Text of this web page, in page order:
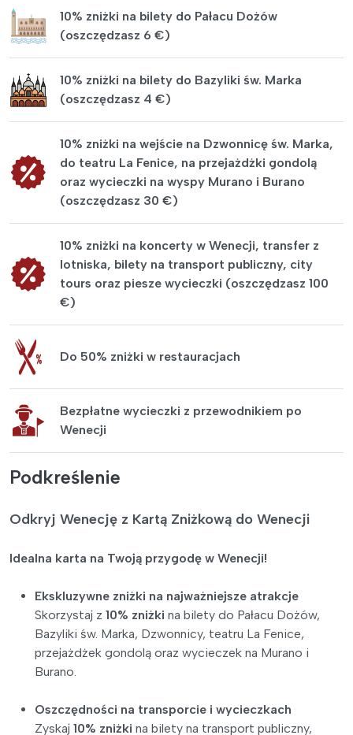
10% zniżki na bilety do Pałacu Dożów
(oszczędzasz 6 €)
10% zniżki na bilety do Bazyliki św. Marka
(oszczędzasz 4 €)
10% zniżki na wejście na Dzwonnicę św. Marka,
do teatru La Fenice, na przejażdżki gondolą
oraz wycieczki na wyspy Murano i Burano
(oszczędzasz 30 €)
10% zniżki na koncerty w Wenecji, transfer z
lotniska, bilety na transport publiczny, city
tours oraz piesze wycieczki (oszczędzasz 100
€)
Do 50% zniżki w restauracjach
Bezpłatne wycieczki z przewodnikiem po
Wenecji
Podkreślenie
Odkryj Wenecję z Kartą Zniżkową do Wenecji
Idealna karta na Twoją przygodę w Wenecji!
Ekskluzywne zniżki na najważniejsze atrakcje
Skorzystaj z 10% zniżki na bilety do Pałacu Dożów,
Bazyliki św. Marka, Dzwonnicy, teatru La Fenice,
przejażdżek gondolą oraz wycieczek na Murano i
Burano.
Oszczędności na transporcie i wycieczkach
Zyskaj 10% zniżki na bilety na transport publiczny,